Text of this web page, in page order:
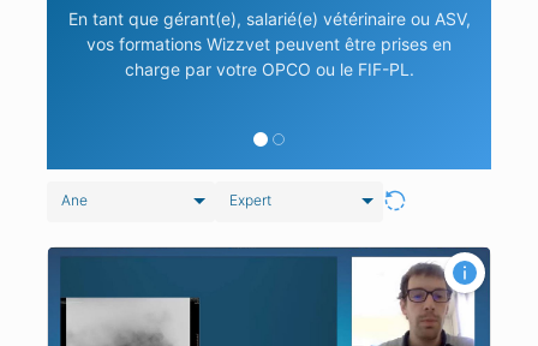
En tant que gérant(e), salarié(e) vétérinaire ou ASV,
vos formations Wizzvet peuvent être prises en
charge par votre OPCO ou le FIF-PL.
Ane Expert